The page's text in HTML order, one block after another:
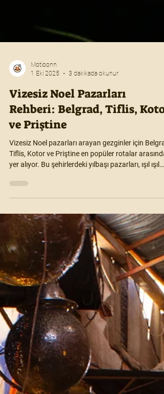
Motioonn
1 Eki 2025
Vizesiz Noel Pazarları
Rehberi: Belgrad, Tiflis, Kotor
ve Priştine
Vizesiz Noel pazarları arayan gezginler için
Tiflis, Kotor ve Priştine en popüler rotalar arasında
süslemeler, renkli stantlar ve geleneksel lezzetlerle
unutulmaz bir deneyim sunuyor. Belgrad,
Balkanların en canlı Noel pazarıyla öne çıkarken,
Tiflis Doğu ve Batı kültürünü bir araya getiriyor.
Kotor Orta Çağ atmosferinde masalsı bir yılbaşı
deneyimi sunarken, Priştine samimi ve sıcak bir
ortam sağlıyor.